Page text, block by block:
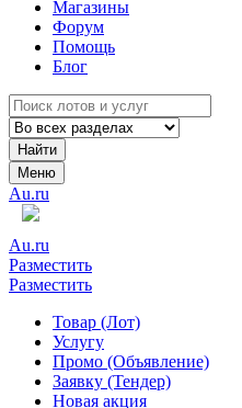
Магазины
Форум
Помощь
Блог
Найти
Меню
Au.ru
Au.ru
Разместить
Разместить
Товар (Лот)
Услугу
Промо (Объявление)
Заявку (Тендер)
Новая акция